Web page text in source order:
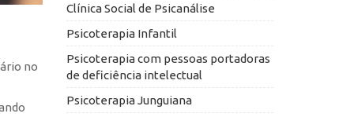
no
Clínica Social de Psicanálise
Psicoterapia Infantil
Psicoterapia com pessoas portadoras
de deficiência intelectual
Psicoterapia Junguiana